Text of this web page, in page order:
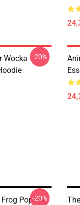
Wocka
-20%
Pop Art
-20%